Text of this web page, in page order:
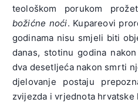
teološkom porukom
božićne noći. Kupareovi
godinama nisu smjeli biti
danas, stotinu godina
dva desetljeća nakon smrti
djelovanje postaju
zvijezda i vrjednota